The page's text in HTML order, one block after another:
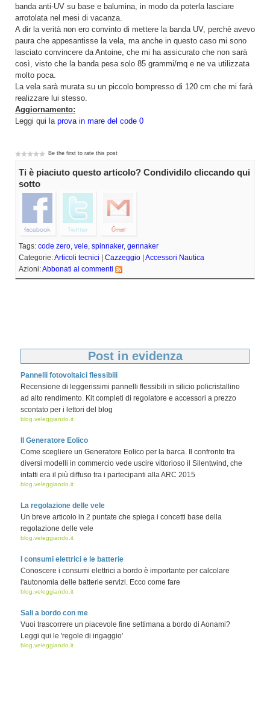
banda anti-UV su base e balumina, in modo da poterla lasciare
arrotolata nel mesi di vacanza.
A dir la verità non ero convinto di mettere la banda UV, perchè avevo
paura che appesantisse la vela, ma anche in questo caso mi sono
lasciato convincere da Antoine, che mi ha assicurato che non sarà
così, visto che la banda pesa solo 85 grammi/mq e ne va utilizzata
molto poca.
La vela sarà murata su un piccolo bompresso di 120 cm che mi farà
realizzare lui stesso.
Aggiornamento:
Leggi qui la prova in mare del code 0
Be the first to rate this post
Ti è piaciuto questo articolo? Condividilo cliccando qui
sotto
Tags: code zero, vele, spinnaker, gennaker
Categorie:Articoli tecnici Cazzeggio Accessori Nautica
Azioni:Abbonati ai commenti
Post in evidenza
Pannelli fotovoltaici flessibili
Recensione di leggerissimi pannelli flessibili in silicio policristallino
ad alto rendimento. Kit completi di regolatore e accessori a prezzo
scontato per i lettori del blog
blog.veleggiando.it
Il Generatore Eolico
Come scegliere un Generatore Eolico per la barca. Il confronto tra
diversi modelli in commercio vede uscire vittorioso il Silentwind, che
infatti era il più diffuso tra i partecipanti alla ARC 2015
blog.veleggiando.it
La regolazione delle vele
Un breve articolo in 2 puntate che spiega i concetti base della
regolazione delle vele
blog.veleggiando.it
I consumi elettrici e le batterie
Conoscere i consumi elettrici a bordo è importante per calcolare
l'autonomia delle batterie servizi. Ecco come fare
blog.veleggiando.it
Sali a bordo con me
Vuoi trascorrere un piacevole fine settimana a bordo di Aonami?
Leggi qui le 'regole di ingaggio'
blog.veleggiando.it